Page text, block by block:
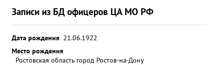
Записи из БД офицеров ЦА МО РФ
Дата рождения 21.06.1922
Место рождения
Ростовская область город Ростов-на-Дону